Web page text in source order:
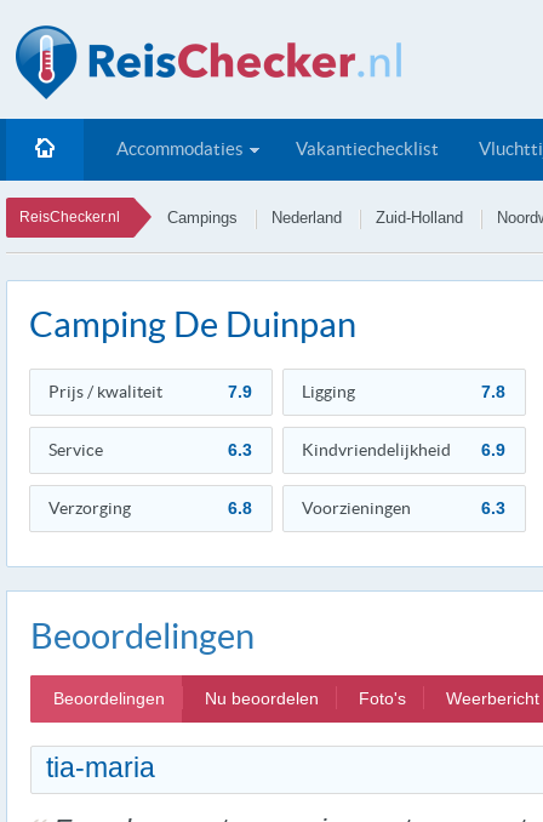
Accommodaties Vakantiechecklist
ReisChecker.nl Campings Nederland Zuid-Holland
Camping De Duinpan
Prijs / kwaliteit 7.9 Ligging 7.8
Service 6.3 Kindvriendelijkheid 6.9
Verzorging 6.8 Voorzieningen 6.3
Beoordelingen
Beoordelingen Nu beoordelen Foto's Weerbericht
tia-maria